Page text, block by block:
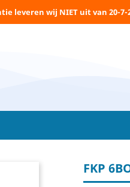
leveren wij NIET uit van 20-7-
FKP